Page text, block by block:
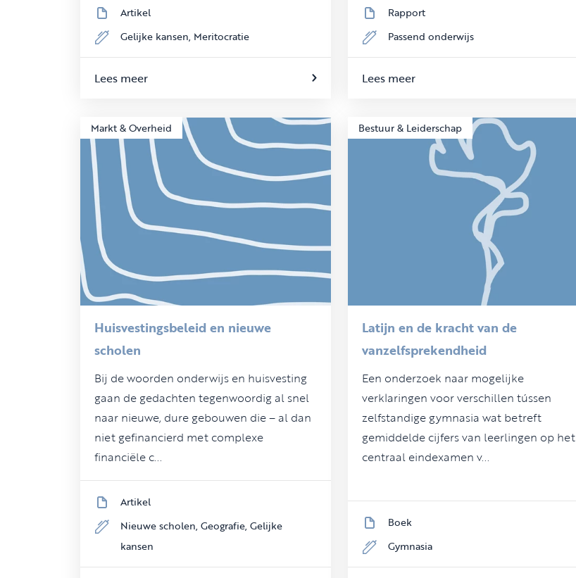
Artikel
Gelijke kansen, Meritocratie
Lees meer
Rapport
Passend onderwijs
Lees meer
Markt & Overheid
Huisvestingsbeleid en nieuwe
scholen
Bij de woorden onderwijs en huisvesting
gaan de gedachten tegenwoordig al snel
naar nieuwe, dure gebouwen die – al dan
niet gefinancierd met complexe
financiële c...
Artikel
Nieuwe scholen, Geografie, Gelijke
kansen
Bestuur & Leiderschap
Latijn en de kracht van de
vanzelfsprekendheid
Een onderzoek naar mogelijke
verklaringen voor verschillen tússen
zelfstandige gymnasia wat betreft
gemiddelde cijfers van leerlingen op het
centraal eindexamen v...
Boek
Gymnasia